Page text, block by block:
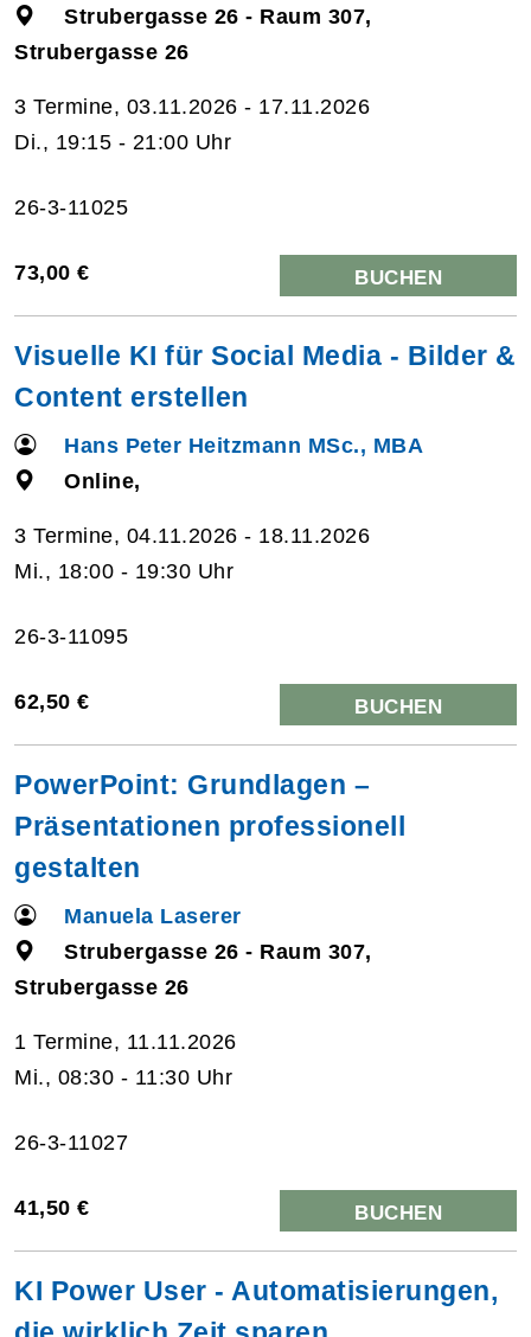
Strubergasse 26 - Raum 307,
Strubergasse 26
3 Termine, 03.11.2026 - 17.11.2026
Di., 19:15 - 21:00 Uhr
26-3-11025
73,00 € BUCHEN
Visuelle KI für Social Media - Bilder &
Content erstellen
Hans Peter Heitzmann MSc., MBA
Online,
3 Termine, 04.11.2026 - 18.11.2026
Mi., 18:00 - 19:30 Uhr
26-3-11095
62,50 € BUCHEN
PowerPoint: Grundlagen –
Präsentationen professionell
gestalten
Manuela Laserer
Strubergasse 26 - Raum 307,
Strubergasse 26
1 Termine, 11.11.2026
Mi., 08:30 - 11:30 Uhr
26-3-11027
41,50 € BUCHEN
KI Power User - Automatisierungen,